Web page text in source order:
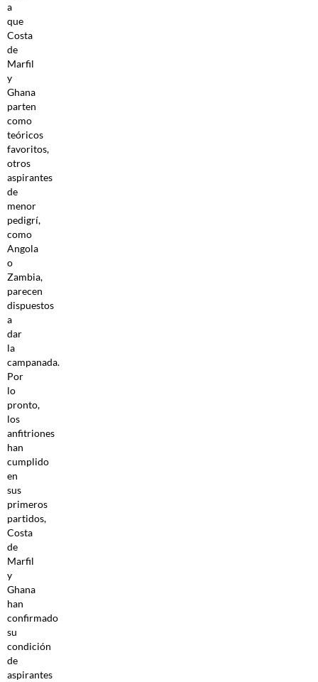
a
que
Costa
de
Marfil
y
Ghana
parten
como
teóricos
favoritos,
otros
aspirantes
de
menor
pedigrí,
como
Angola
o
Zambia,
parecen
dispuestos
a
dar
la
campanada.
Por
lo
pronto,
los
anfitriones
han
cumplido
en
sus
primeros
partidos,
Costa
de
Marfil
y
Ghana
han
confirmado
su
condición
de
aspirantes